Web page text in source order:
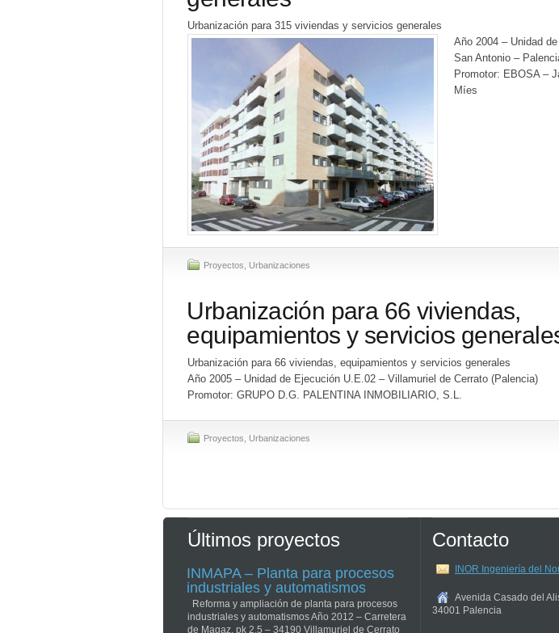
Urbanización para 315 viviendas y servicios generales
Año 2004 – Unidad
San Antonio –
Promotor: EBOSA –
Míes
Proyectos Urbanizaciones
Urbanización para 66 viviendas,
equipamientos y servicios
Urbanización para 66 viviendas, equipamientos y servicios generales
Año 2005 – Unidad de Ejecución U.E.02 – Villamuriel de Cerrato (Palencia)
Promotor: GRUPO D.G. PALENTINA INMOBILIARIO, S.L.
Proyectos Urbanizaciones
Últimos proyectos
INMAPA – Planta para procesos
industriales y automatismos
Reforma y ampliación de planta para procesos
industriales y automatismos Año 2012 – Carretera
de Magaz, pk 2,5 – 34190 Villamuriel de Cerrato
Contacto
INOR Ingeniería del
Avenida Casado del
34001 Palencia